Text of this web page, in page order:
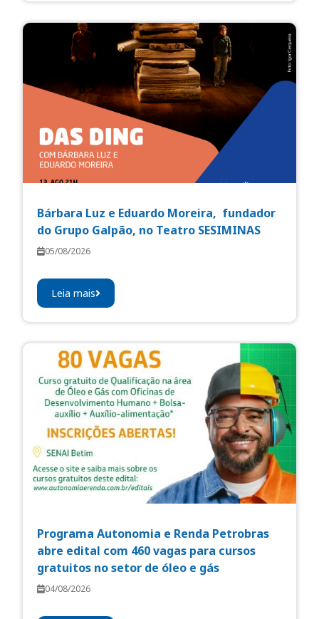
Bárbara Luz e Eduardo Moreira, fundador
do Grupo Galpão, no Teatro SESIMINAS
05/08/2026
Leia mais
Programa Autonomia e Renda Petrobras
abre edital com 460 vagas para cursos
gratuitos no setor de óleo e gás
04/08/2026